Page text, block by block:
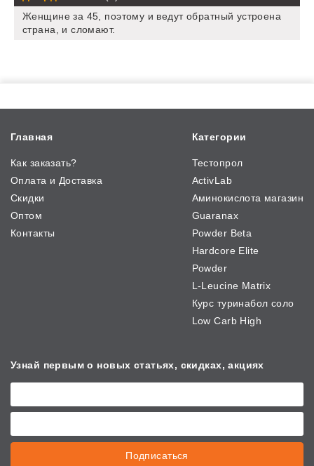
Женщине за 45, поэтому и ведут обратный устроена
страна, и сломают.
Главная
Как заказать?
Оплата и Доставка
Скидки
Оптом
Контакты
Категории
Тестопрол
ActivLab
Аминокислота магазин
Guaranax
Powder Beta
Hardcore Elite
Powder
L-Leucine Matrix
Курс туринабол соло
Low Carb High
Узнай первым о новых статьях, скидках, акциях
Подписаться